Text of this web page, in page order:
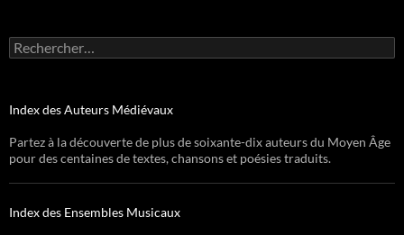
Rechercher :
Index des Auteurs Médiévaux
Partez à la découverte de plus de soixante-dix auteurs du Moyen Âge
pour des centaines de textes, chansons et poésies traduits.
Index des Ensembles Musicaux